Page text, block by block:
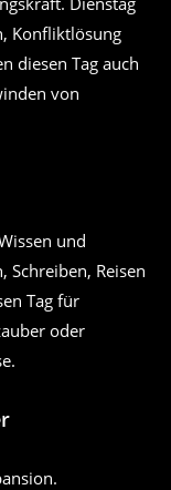
Konfliktlösung
diesen Tag auch
von
und
Reisen
Tag für
oder